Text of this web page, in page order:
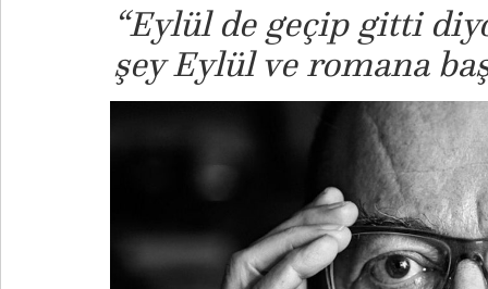
“Eylül de geçip gitti
şey Eylül ve romana